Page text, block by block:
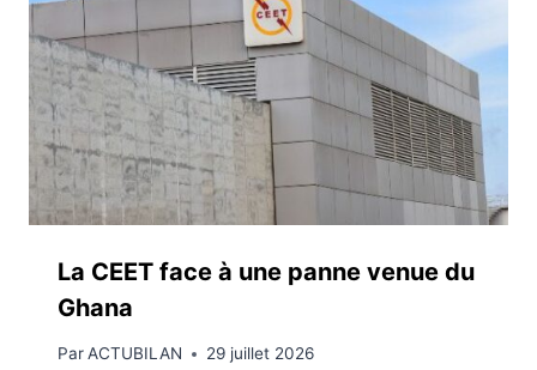
La CEET face à une panne venue du
Ghana
ParACTUBILAN 29 juillet 2026